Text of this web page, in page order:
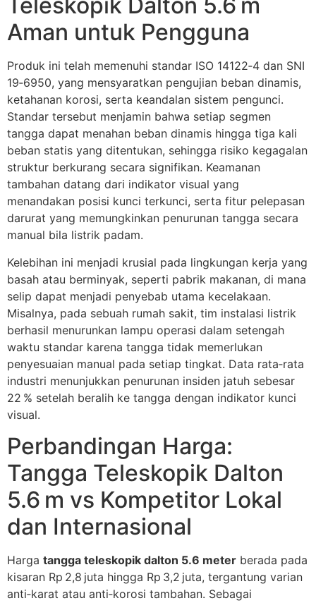
Teleskopik Dalton 5.6 m
Aman untuk Pengguna
Produk ini telah memenuhi standar ISO 14122‑4 dan SNI
19‑6950, yang mensyaratkan pengujian beban dinamis,
ketahanan korosi, serta keandalan sistem pengunci.
Standar tersebut menjamin bahwa setiap segmen
tangga dapat menahan beban dinamis hingga tiga kali
beban statis yang ditentukan, sehingga risiko kegagalan
struktur berkurang secara signifikan. Keamanan
tambahan datang dari indikator visual yang
menandakan posisi kunci terkunci, serta fitur pelepasan
darurat yang memungkinkan penurunan tangga secara
manual bila listrik padam.
Kelebihan ini menjadi krusial pada lingkungan kerja yang
basah atau berminyak, seperti pabrik makanan, di mana
selip dapat menjadi penyebab utama kecelakaan.
Misalnya, pada sebuah rumah sakit, tim instalasi listrik
berhasil menurunkan lampu operasi dalam setengah
waktu standar karena tangga tidak memerlukan
penyesuaian manual pada setiap tingkat. Data rata‑rata
industri menunjukkan penurunan insiden jatuh sebesar
22 % setelah beralih ke tangga dengan indikator kunci
visual.
Perbandingan Harga:
Tangga Teleskopik Dalton
5.6 m vs Kompetitor Lokal
dan Internasional
Harga tangga teleskopik dalton 5.6 meter berada pada
kisaran Rp 2,8 juta hingga Rp 3,2 juta, tergantung varian
anti‑karat atau anti‑korosi tambahan. Sebagai